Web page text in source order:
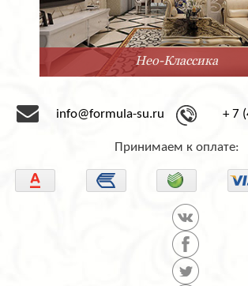
Нео-Классика
info@formula-su.ru + 7
Принимаем к оплате: